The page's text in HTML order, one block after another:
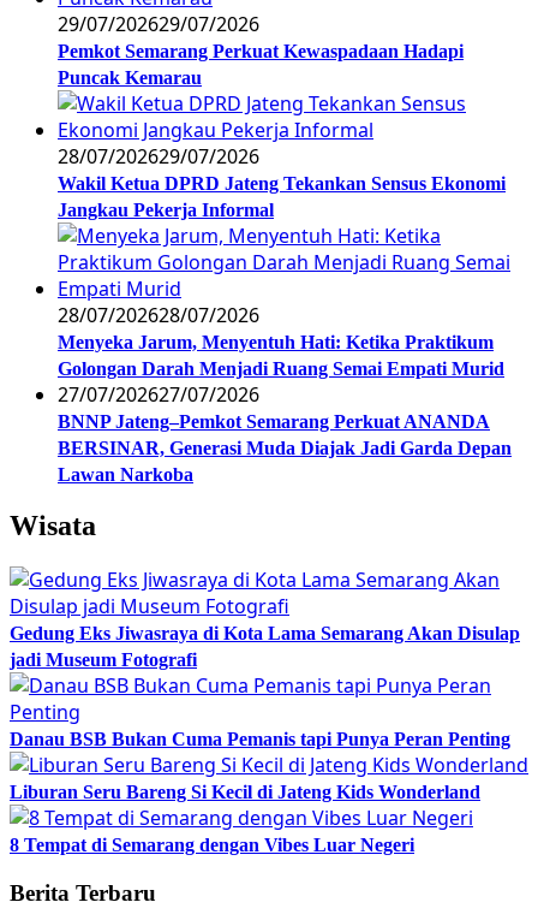
29/07/202629/07/2026
Pemkot Semarang Perkuat Kewaspadaan Hadapi
Puncak Kemarau
28/07/202629/07/2026
Wakil Ketua DPRD Jateng Tekankan Sensus Ekonomi
Jangkau Pekerja Informal
28/07/202628/07/2026
Menyeka Jarum, Menyentuh Hati: Ketika Praktikum
Golongan Darah Menjadi Ruang Semai Empati Murid
27/07/202627/07/2026
BNNP Jateng–Pemkot Semarang Perkuat ANANDA
BERSINAR, Generasi Muda Diajak Jadi Garda Depan
Lawan Narkoba
Wisata
Gedung Eks Jiwasraya di Kota Lama Semarang Akan Disulap
jadi Museum Fotografi
Danau BSB Bukan Cuma Pemanis tapi Punya Peran Penting
Liburan Seru Bareng Si Kecil di Jateng Kids Wonderland
8 Tempat di Semarang dengan Vibes Luar Negeri
Berita Terbaru